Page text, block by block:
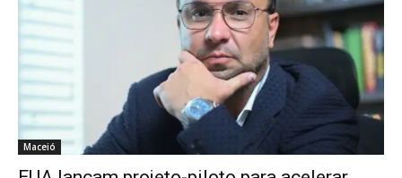
Maceió